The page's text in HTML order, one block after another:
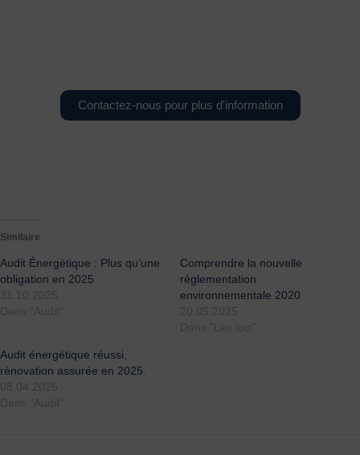
Contactez-nous pour plus d'information
Similaire
Audit Énergétique : Plus qu’une
obligation en 2025
Comprendre la nouvelle
réglementation
environnementale 2020
Audit énergétique réussi,
rénovation assurée en 2025.